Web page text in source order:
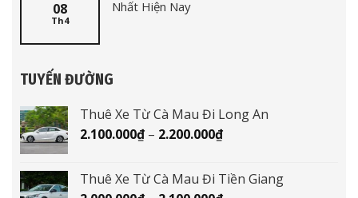
08
Th4
Nhất Hiện Nay
TUYẾN ĐƯỜNG
Thuê Xe Từ Cà Mau Đi Long An
2.100.000₫ – 2.200.000₫Khoảng
2.100.000₫
Thuê Xe Từ Cà Mau Đi Tiền Giang